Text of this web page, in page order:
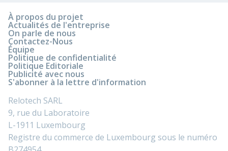
À propos du projet
Actualités de l'entreprise
On parle de nous
Contactez-Nous
Équipe
Politique de confidentialité
Politique Editoriale
Publicité avec nous
S'abonner à la lettre d'information
Relotech SARL
9, rue du Laboratoire
L-1911 Luxembourg
Registre du commerce de Luxembourg sous le numéro